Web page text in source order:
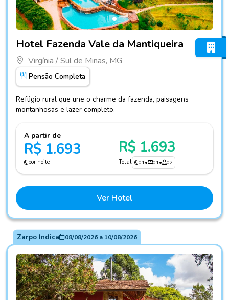
Hotel Fazenda Vale da Mantiqueira
Virgínia / Sul de Minas, MG
Pensão Completa
Refúgio rural que une o charme da fazenda, paisagens
montanhosas e lazer completo.
A partir de
R$ 1.693
por noite
R$ 1.693
Total 01• 01• 02
Ver Hotel
Zarpo Indica 08/08/2026a 10/08/2026